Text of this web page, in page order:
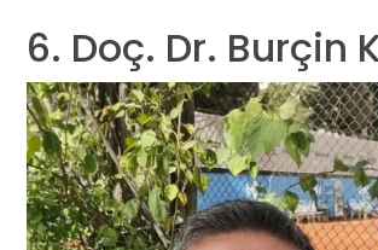
6. Doç. Dr. Burçin